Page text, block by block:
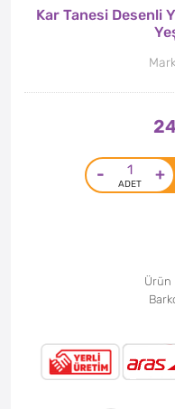
Kar Tanesi Desenli
- +
Ürün